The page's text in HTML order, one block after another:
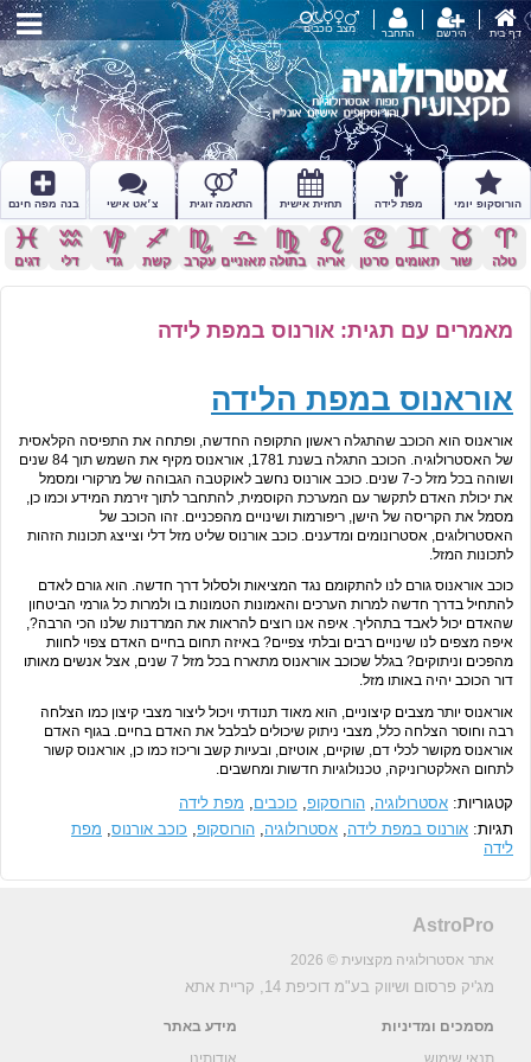
דף בית הירשם התחבר מצב כוכבים
הורוסקופ יומי מפת לידה תחזית אישית התאמה זוגית צ׳אט אישי בנה מפה חינם
a
טלה
s
שור
d
תאומים
f
סרטן
g
אריה
h
בתולה
j
מאזניים
k
עקרב
l
קשת
z
גדי
x
דלי
c
דגים
מאמרים עם תגית: אורנוס במפת לידה
אוראנוס במפת הלידה
אוראנוס הוא הכוכב שהתגלה ראשון התקופה החדשה, ופתחה את התפיסה הקלאסית
של האסטרולוגיה. הכוכב התגלה בשנת 1781, אוראנוס מקיף את השמש תוך 84 שנים
ושוהה בכל מזל כ-7 שנים. כוכב אורנוס נחשב לאוקטבה הגבוהה של מרקורי ומסמל
את יכולת האדם לתקשר עם המערכת הקוסמית, להתחבר לתוך זירמת המידע וכמו כן,
מסמל את הקריסה של הישן, ריפורמות ושינויים מהפכניים. זהו הכוכב של
האסטרולוגים, אסטרונומים ומדענים. כוכב אורנוס שליט מזל דלי וצייצג תכונות הזהות
לתכונות המזל.
כוכב אוראנוס גורם לנו להתקומם נגד המציאות ולסלול דרך חדשה. הוא גורם לאדם
להתחיל בדרך חדשה למרות הערכים והאמונות הטמונות בו ולמרות כל גורמי הביטחון
שהאדם יכול לאבד בתהליך. איפה אנו רוצים להראות את המרדנות שלנו הכי הרבה?,
איפה מצפים לנו שינויים רבים ובלתי צפיים? באיזה תחום בחיים האדם צפוי לחוות
מהפכים וניתוקים? בגלל שכוכב אוראנוס מתארח בכל מזל 7 שנים, אצל אנשים מאותו
דור הכוכב יהיה באותו מזל.
אוראנוס יותר מצבים קיצוניים, הוא מאוד תנודתי ויכול ליצור מצבי קיצון כמו הצלחה
רבה וחוסר הצלחה כלל, מצבי ניתוק שיכולים לבלבל את האדם בחיים. בגוף האדם
אוראנוס מקושר לכלי דם, שוקיים, אוטיזם, ובעיות קשב וריכוז כמו כן, אוראנוס קשור
לתחום האלקטרוניקה, טכנולוגיות חדשות ומחשבים.
קטגוריות: אסטרולוגיה, הורוסקופ, כוכבים, מפת לידה
תגיות: אורנוס במפת לידה, אסטרולוגיה, הורוסקופ, כוכב אורנוס, מפת
לידה
AstroPro
אתר אסטרולוגיה מקצועית © 2026
מג'יק פרסום ושיווק בע"מ דוכיפת 14, קריית אתא
מסמכים ומדיניות
תנאי שימוש
מידע באתר
אודותינו